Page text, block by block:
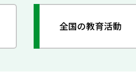
全国の教育活動